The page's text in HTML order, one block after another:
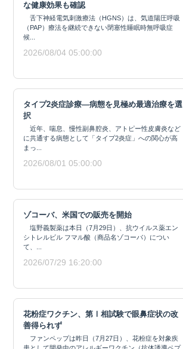
な健康効果も確認
舌下神経電気刺激療法（HGNS）は、気道陽圧呼吸
（PAP）療法を継続できない閉塞性睡眠時無呼吸症
候...
2026/08/04 05:00:00
タイプ2炎症診療―病態を見極め最適治療を選
択
近年、喘息、慢性副鼻腔炎、アトピー性皮膚炎など
に共通する病態として「タイプ2炎症」への関心が高
まっ...
2026/08/01 05:00:00
ゾコーバ、米国での販売を開始
塩野義製薬は本日（7月29日）、抗ウイルス薬エン
シトレルビル フマル酸（商品名ゾコーバ）につい
て、...
2026/07/29 16:20:00
花粉症ワクチン、第Ⅰ相試験で眼鼻症状の改
善得られず
ファンペップは昨日（7月27日）、花粉症を対象疾